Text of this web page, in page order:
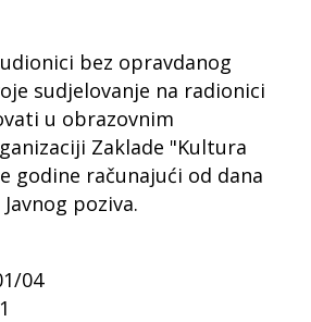
bez opravdanog
sudjelovanje na radionici
u obrazovnim
Zaklade "Kultura
godine računajući od dana
poziva.
04